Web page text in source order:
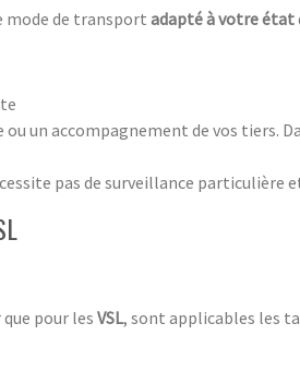
mode de transport adapté à votre état
un accompagnement de vos tiers.
pas de surveillance particulière
pour les VSL, sont applicables les